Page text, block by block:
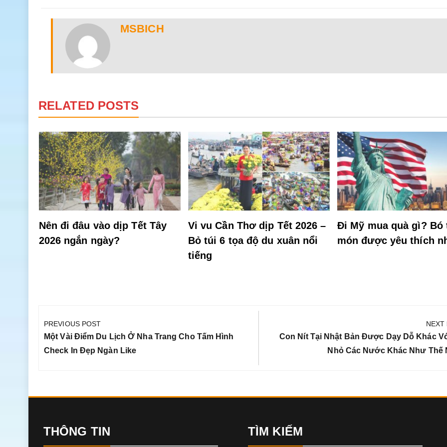
MSBICH
RELATED POSTS
Nên đi đâu vào dịp Tết Tây
2026 ngắn ngày?
Vi vu Cần Thơ dịp Tết 2026 –
Bỏ túi 6 tọa độ du xuân nổi
tiếng
Đi Mỹ mua quà gì? Bó
món được yêu thích
hướng
bài
viết
PREVIOUS POST
Previous
Post:
Một Vài Điểm Du Lịch Ở Nha Trang Cho Tấm Hình
Check In Đẹp Ngàn Like
NEXT
Next
Con Nít Tại Nhật Bản Được Dạy Dỗ Khác
Nhỏ Các Nước Khác Như Thế
THÔNG TIN TÌM KIẾM